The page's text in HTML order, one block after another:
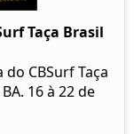
Taça Brasil
CBSurf Taça
16 à 22 de